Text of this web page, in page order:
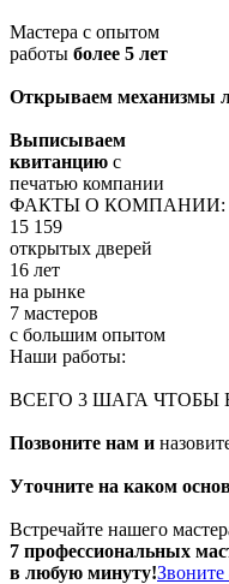
Мастера с опытом
работы более 5 лет
Открываем механизмы
Выписываем
квитанцию с
печатью компании
ФАКТЫ О КОМПАНИИ:
15 159
открытых дверей
16 лет
на рынке
7 мастеров
с большим опытом
Наши работы:
ВСЕГО 3 ШАГА ЧТОБЫ
Позвоните нам и
Уточните на каком
Встречайте нашего
7 профессиональных
в любую минуту!